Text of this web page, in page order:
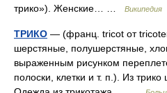
трико»). Женские… …
Википедия
ТРИКО — (франц. tricot от
шерстяные, полушерстяные,
выраженным рисунком
полоски, клетки и т. п.). Из